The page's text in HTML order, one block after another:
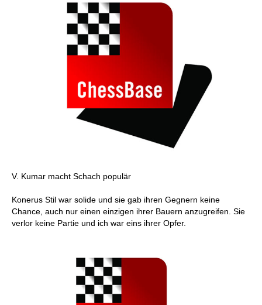
V. Kumar macht Schach populär
Konerus Stil war solide und sie gab ihren Gegnern keine
Chance, auch nur einen einzigen ihrer Bauern anzugreifen. Sie
verlor keine Partie und ich war eins ihrer Opfer.